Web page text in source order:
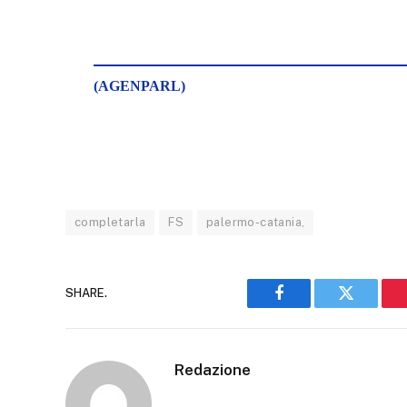
(AGENPARL)
completarla FS palermo-catania,
SHARE.
Facebook Twitter
Redazione